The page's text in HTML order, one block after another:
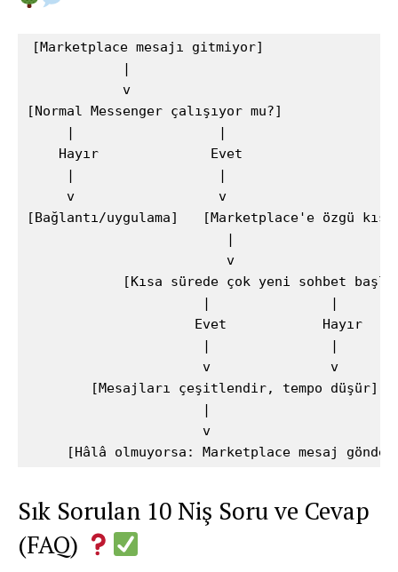
[Marketplace mesajı gitmiyor]
            |
            v
[Normal Messenger çalışıyor mu?]
     |                  |
    Hayır              Evet
     |                  |
     v                  v
[Bağlantı/uygulama]   [Marketplace'e özgü
                         |
                         v
[Kısa sürede çok yeni sohbet
                      |               |
                     Evet            Hayır
                      |               |
                      v               v
[Mesajları çeşitlendir, tempo düşür]
                      |
                      v
Sık Sorulan 10 Niş Soru ve Cevap
(FAQ)